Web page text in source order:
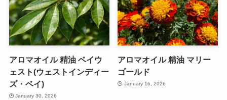
アロマオイル 精油 ベイウ
ェスト(ウェストインディー
ズ・ベイ)
January 30, 2026
アロマオイル 精油 マリー
ゴールド
January 16, 2026